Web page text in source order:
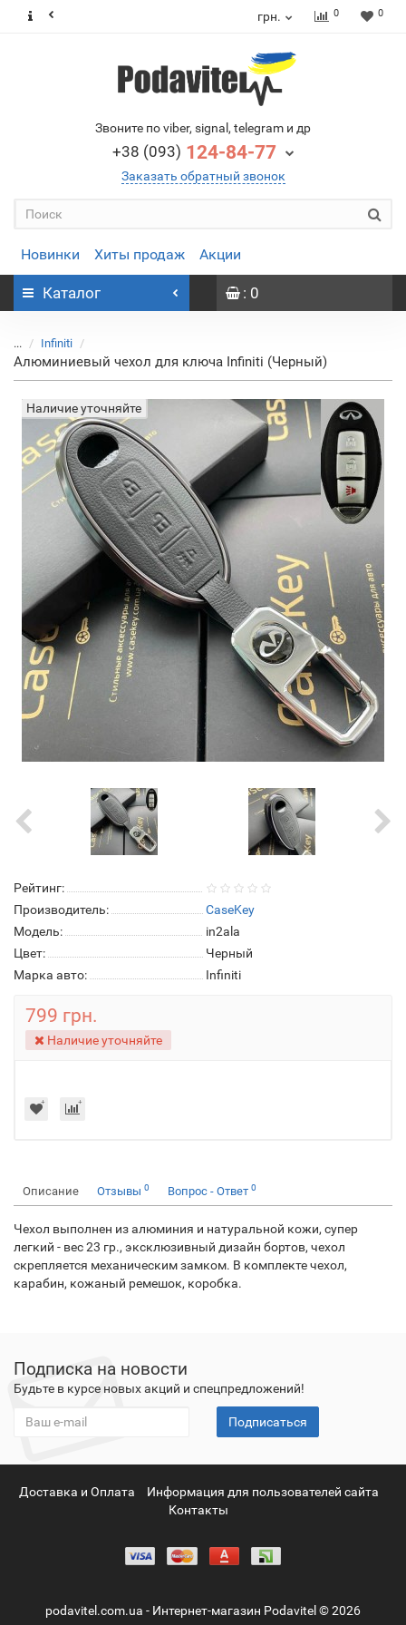
грн. 0 0
Звоните по viber, signal, telegram и др
+38 (093) 124-84-77
Заказать обратный звонок
Новинки Хиты продаж Акции
Каталог : 0
... Infiniti
Алюминиевый чехол для ключа Infiniti (Черный)
Наличие уточняйте
Рейтинг:
Производитель:
CaseKey
Модель:
in2ala
Цвет:
Черный
Марка авто:
Infiniti
799 грн.
Наличие уточняйте
Описание Отзывы 0 Вопрос - Ответ 0
Чехол выполнен из алюминия и натуральной кожи, супер
легкий - вес 23 гр., эксклюзивный дизайн бортов, чехол
скрепляется механическим замком. В комплекте чехол,
карабин, кожаный ремешок, коробка.
Подписка на новости
Будьте в курсе новых акций и спецпредложений!
Подписаться
Доставка и Оплата
Информация для пользователей сайта
Контакты
podavitel.com.ua - Интернет-магазин Podavitel © 2026